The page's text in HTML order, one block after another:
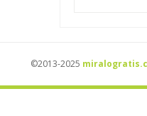
©2013-2025